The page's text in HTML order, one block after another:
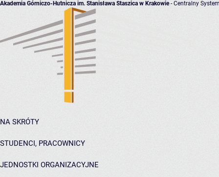
Akademia Górniczo-Hutnicza im. Stanisława Staszica w Krakowie- Centralny
NA SKRÓTY
STUDENCI, PRACOWNICY
JEDNOSTKI ORGANIZACYJNE